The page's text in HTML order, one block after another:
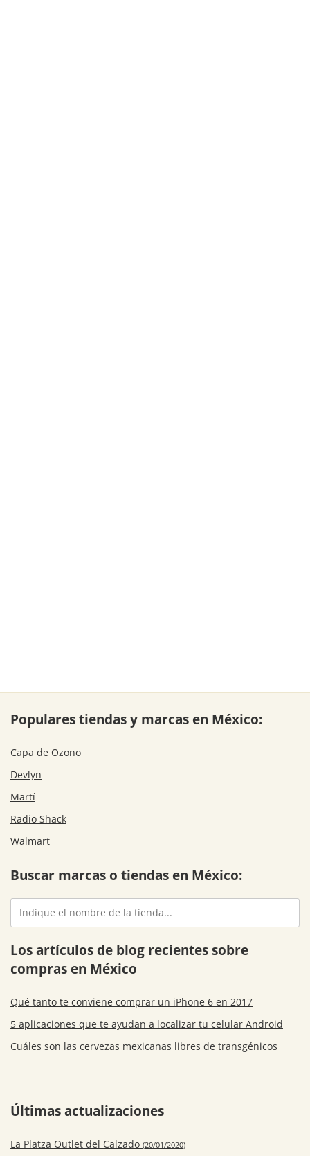
Populares tiendas y marcas en México:
Capa de Ozono
Devlyn
Martí
Radio Shack
Walmart
Buscar marcas o tiendas en México:
Los artículos de blog recientes sobre
compras en México
Qué tanto te conviene comprar un iPhone 6 en 2017
5 aplicaciones que te ayudan a localizar tu celular Android
Cuáles son las cervezas mexicanas libres de transgénicos
Últimas actualizaciones
La Platza Outlet del Calzado (20/01/2020)